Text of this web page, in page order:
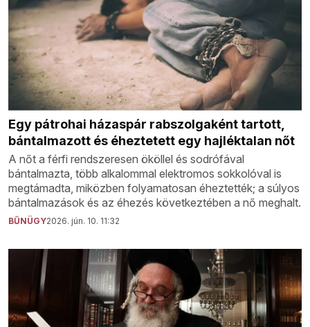
Egy pátrohai házaspár rabszolgaként tartott,
bántalmazott és éheztetett egy hajléktalan nőt
A nőt a férfi rendszeresen ököllel és sodrófával
bántalmazta, több alkalommal elektromos sokkolóval is
megtámadta, miközben folyamatosan éheztették; a súlyos
bántalmazások és az éhezés következtében a nő meghalt.
BŰNÜGY2026. jún. 10. 11:32